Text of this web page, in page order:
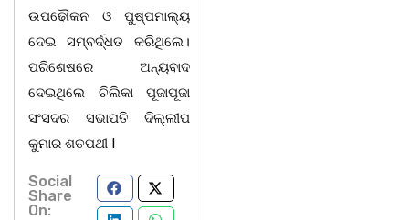
ଉପଢୌକନ ଓ ପୁଷ୍ପମାଲ୍ୟ
ଦେଇ ସମ୍ବର୍ଦ୍ଧତ କରିଥିଲେ।
ପରିଶେଷରେ ଅନ୍ୟବାଦ
ଦେଇଥିଲେ ଚିଲିକା ପୂଜାପୂଜା
ସଂସଦର ସଭାପତି ଦିଲ୍ଲୀପ
କୁମାର ଶତପଥୀ I
Social
Share
On: